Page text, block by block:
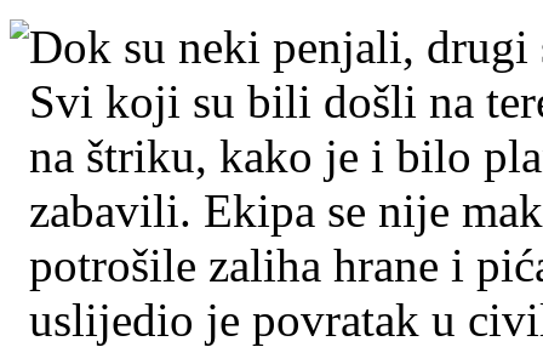
Dok su neki penjali,
Svi koji su bili došli na
na štriku, kako je i bilo
zabavili. Ekipa se nije
potrošile zaliha hrane i
uslijedio je povratak u